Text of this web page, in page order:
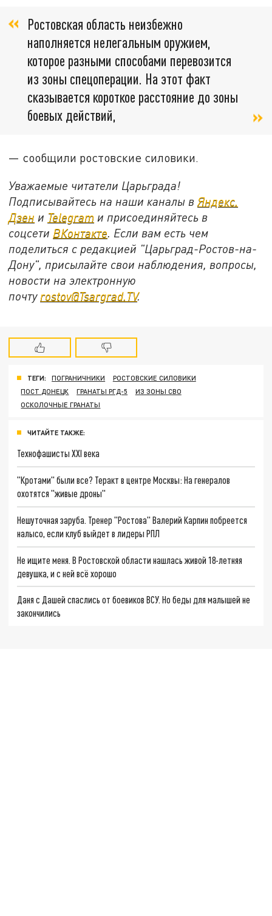
Ростовская область неизбежно
наполняется нелегальным оружием,
которое разными способами перевозится
из зоны спецоперации. На этот факт
сказывается короткое расстояние до зоны
боевых действий,
— сообщили ростовские силовики.
Уважаемые читатели Царьграда!
Подписывайтесь на наши каналы вЯндекс.
Дзен и Telegram и присоединяйтесь в
соцсети ВКонтакте. Если вам есть чем
поделиться с редакцией "Царьград-Ростов-на-
Дону", присылайте свои наблюдения, вопросы,
новости на электронную
почту rostov@Tsargrad.ТV.
ТЕГИ: ПОГРАНИЧНИКИ
РОСТОВСКИЕ СИЛОВИКИ
ПОСТ ДОНЕЦК
ГРАНАТЫ РГД-5
ИЗ ЗОНЫ СВО
ОСКОЛОЧНЫЕ ГРАНАТЫ
ЧИТАЙТЕ ТАКЖЕ:
Технофашисты XXI века
"Кротами" были все? Теракт в центре Москвы: На генералов
охотятся "живые дроны"
Нешуточная заруба. Тренер "Ростова" Валерий Карпин побреется
налысо, если клуб выйдет в лидеры РПЛ
Не ищите меня. В Ростовской области нашлась живой 18-летняя
девушка, и с ней всё хорошо
Даня с Дашей спаслись от боевиков ВСУ. Но беды для малышей не
закончились